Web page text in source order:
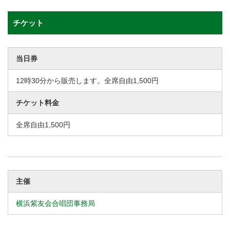
チケット
当日券
12時30分から販売します。全席自由1,500円
チケット料金
全席自由1,500円
主催
横浜紫友会合唱団事務局